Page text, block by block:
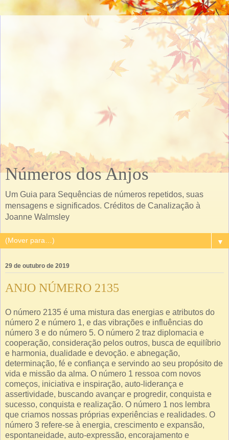
Números dos Anjos
Um Guia para Sequências de números repetidos, suas
mensagens e significados. Créditos de Canalização à
Joanne Walmsley
▼
29 de outubro de 2019
ANJO NÚMERO 2135
O número 2135 é uma mistura das energias e atributos do
número 2 e número 1, e das vibrações e influências do
número 3 e do número 5. O número 2 traz diplomacia e
cooperação, consideração pelos outros, busca de equilíbrio
e harmonia, dualidade e devoção. e abnegação,
determinação, fé e confiança e servindo ao seu propósito de
vida e missão da alma. O número 1 ressoa com novos
começos, iniciativa e inspiração, auto-liderança e
assertividade, buscando avançar e progredir, conquista e
sucesso, conquista e realização. O número 1 nos lembra
que criamos nossas próprias experiências e realidades. O
número 3 refere-se à energia, crescimento e expansão,
espontaneidade, auto-expressão, encorajamento e